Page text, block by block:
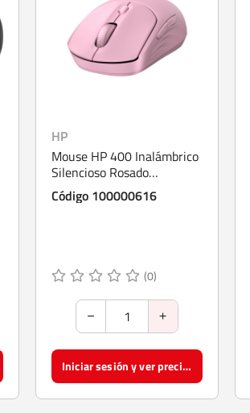
HP
Mouse HP 400 Inalámbrico
Silencioso Rosado
(AZ7B5AA)
Código 100000616
(0)
Iniciar sesión y ver precios